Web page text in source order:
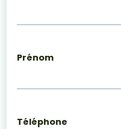
Prénom
Téléphone